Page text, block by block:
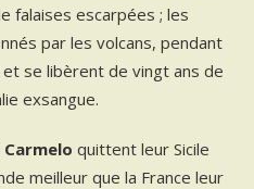
falaises escarpées ; les
par les volcans, pendant
se libèrent de vingt ans de
exsangue.
quittent leur Sicile
meilleur que la France leur